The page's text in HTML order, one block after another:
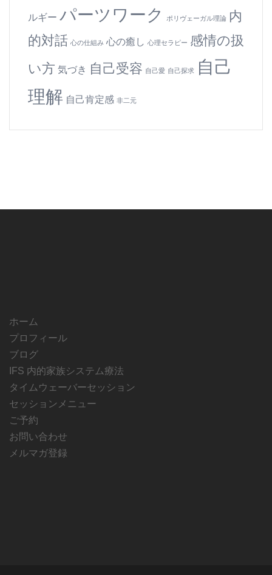
ルギー パーツワーク ポリヴェーガル理論 内
的対話 心の仕組み 心の癒し 心理セラピー 感情の扱
い方 気づき 自己受容 自己愛 自己探求
自己
理解 自己肯定感 非二元
ホーム
プロフィール
ブログ
IFS 内的家族システム療法
タイムウェーバーセッション
セッションメニュー
ご予約
お問い合わせ
メルマガ登録